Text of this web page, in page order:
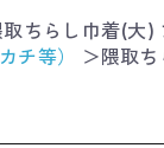
取ちらし巾着(大)
チ等）
＞隈取